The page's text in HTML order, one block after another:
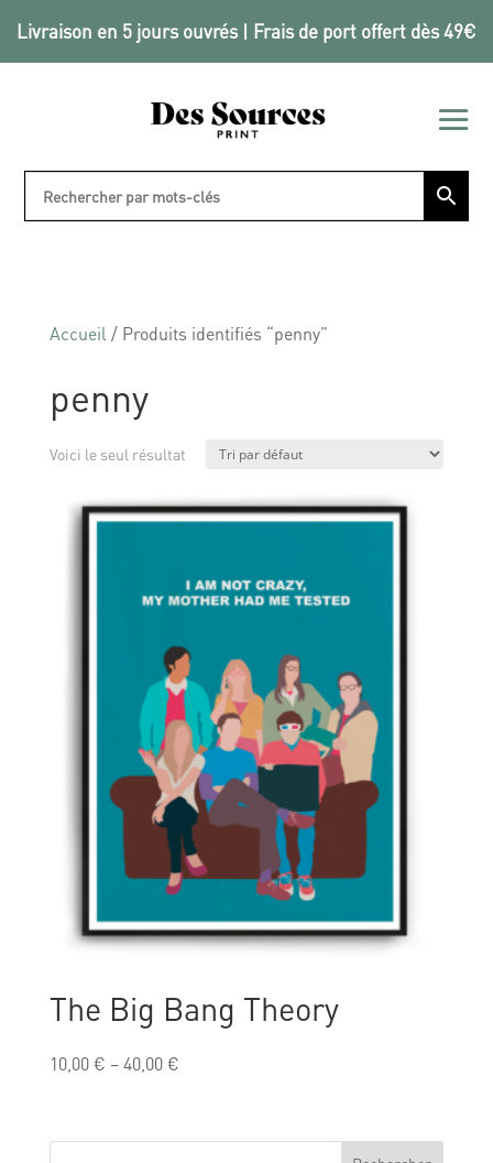
Livraison en 5 jours ouvrés | Frais de port offert dès 49€
Accueil / Produits identifiés “penny”
penny
Voici le seul résultat
The Big Bang Theory
10,00€ –40,00€